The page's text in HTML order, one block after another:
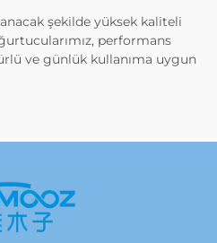
şekilde yüksek kaliteli
performans
ve günlük kullanıma uygun